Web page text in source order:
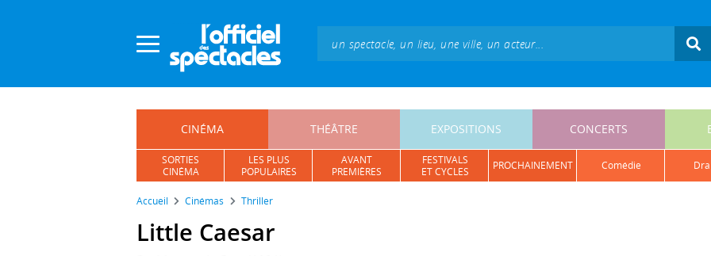
CINÉMA THÉÂTRE EXPOSITIONS CONCERTS
SORTIES
CINÉMA
LES PLUS
POPULAIRES
AVANT
PREMIÈRES
FESTIVALS
ET CYCLES
PROCHAINEMENT comédie
Accueil Cinémas Thriller
Little Caesar